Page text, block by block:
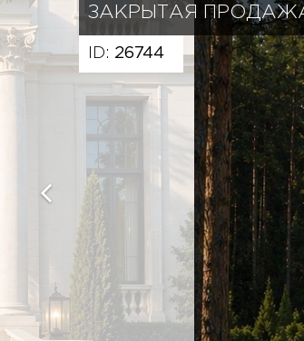
ЗАКРЫТАЯ
ID: 26744